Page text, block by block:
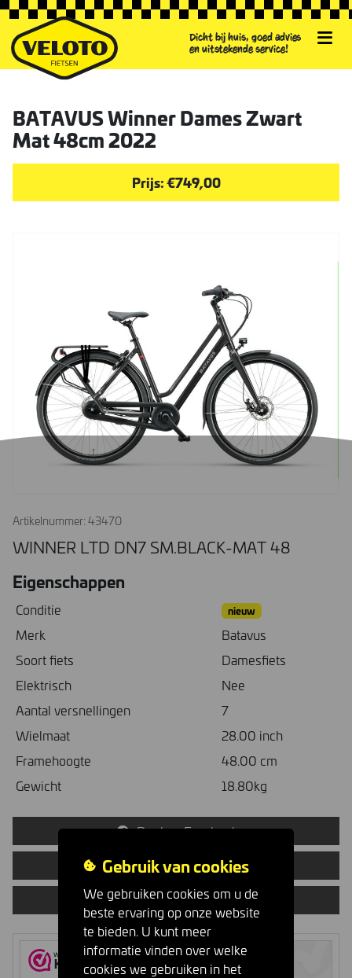
Dicht bij huis, goed advies
en uitstekende service!
BATAVUS Winner Dames Zwart
Mat 48cm 2022
Prijs: €749,00
Artikelnummer: 43470
WINNER LTD DN7 SM.BLACK-MAT 48
Eigenschappen
Conditie nieuw
Merk
Batavus
Soort fiets
Damesfiets
Elektrisch
Nee
Aantal versnellingen
7
Wielmaat
28.00 inch
Framehoogte
48.00 cm
Gewicht
18.80kg
Deel op Facebook
Vertel een vriend
Vraag proefrit aan
Gebruik van cookies
We gebruiken cookies om u de
beste ervaring op onze website
te bieden. U kunt meer
informatie vinden over welke
cookies we gebruiken in het